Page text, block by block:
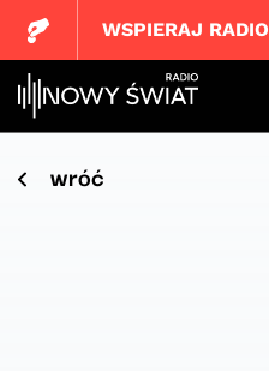
WSPIERAJ RADIO
wróć